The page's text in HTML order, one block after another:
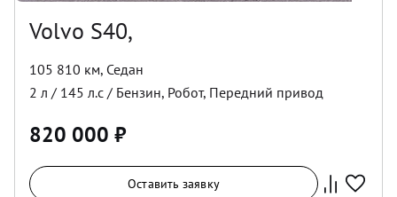
Volvo S40,
105 810 км, Седан
2 л / 145 л.с / Бензин, Робот, Передний привод
820 000 ₽
Оставить заявку